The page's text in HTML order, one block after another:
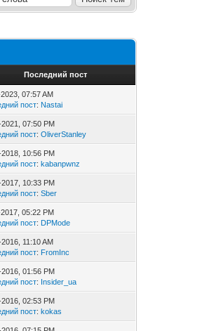
Последний пост
07:57 AM
пост: Nastai
07:50 PM
пост:OliverStanley
10:56 PM
пост:kabanpwnz
10:33 PM
пост:Sber
05:22 PM
пост: DPMode
11:10 AM
пост: FromInc
01:56 PM
пост: Insider_ua
02:53 PM
пост:kokas